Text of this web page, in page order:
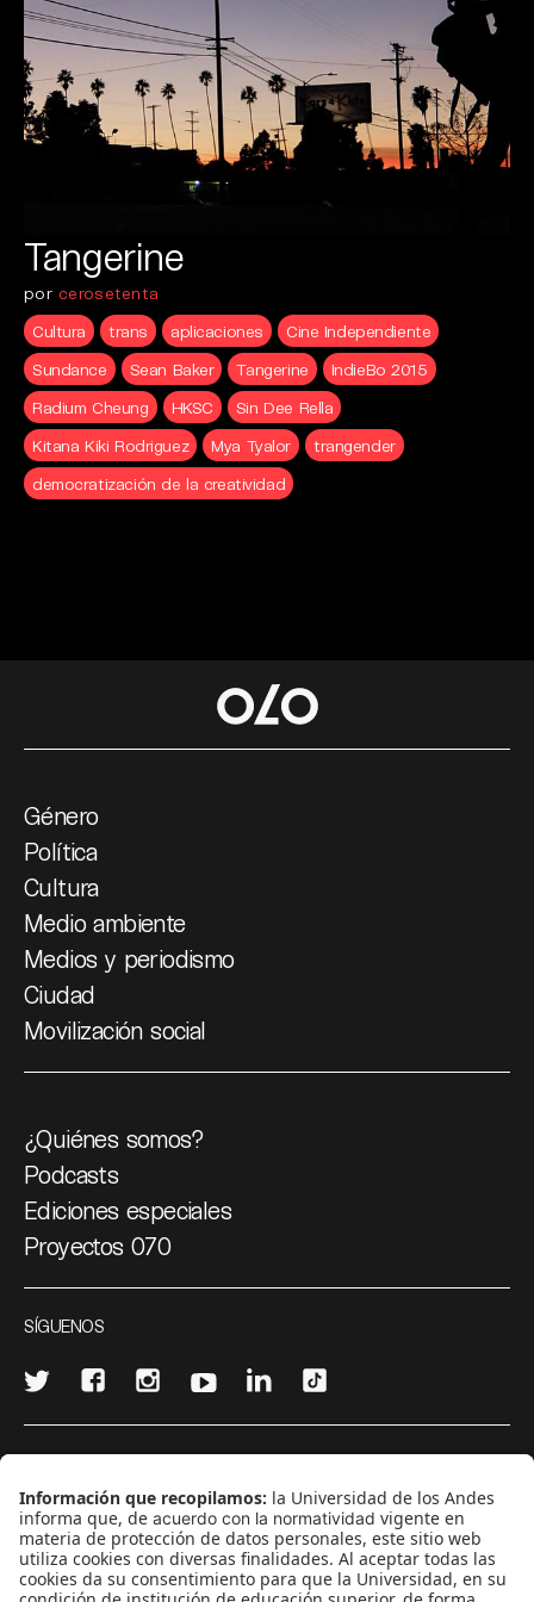
Tangerine
por cerosetenta
Cultura
trans aplicaciones
Cine Independiente
Sundance
Sean Baker Tangerine
IndieBo 2015
Radium Cheung
HKSC
Sin Dee Rella
Kitana Kiki Rodriguez
Mya Tyalor
trangender
democratización de la creatividad
Género
Política
Cultura
Medio ambiente
Medios y periodismo
Ciudad
Movilización social
¿Quiénes somos?
Podcasts
Ediciones especiales
Proyectos 070
SÍGUENOS
CONTÁCTANOS
cerosetenta@uniandes.edu.co
BOGOTÁ, COLOMBIA